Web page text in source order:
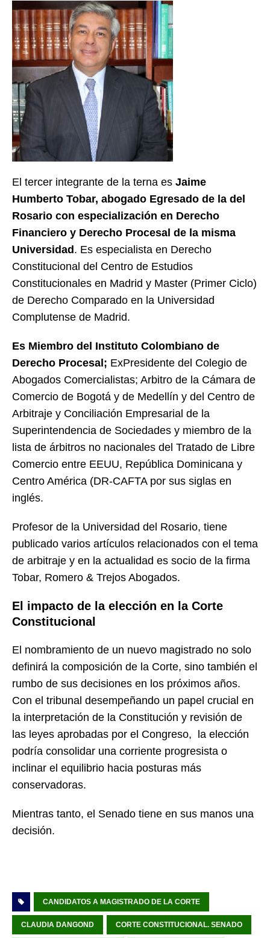
El tercer integrante de la terna es Jaime
Humberto Tobar, abogado Egresado de la del
Rosario con especialización en Derecho
Financiero y Derecho Procesal de la misma
Universidad . Es especialista en Derecho
Constitucional del Centro de Estudios
Constitucionales en Madrid y Master (Primer Ciclo)
de Derecho Comparado en la Universidad
Complutense de Madrid.
Es Miembro del Instituto Colombiano de
Derecho Procesal; ExPresidente del Colegio de
Abogados Comercialistas; Arbitro de la Cámara de
Comercio de Bogotá y de Medellín y del Centro de
Arbitraje y Conciliación Empresarial de la
Superintendencia de Sociedades y miembro de la
lista de árbitros no nacionales del Tratado de Libre
Comercio entre EEUU, República Dominicana y
Centro América (DR-CAFTA por sus siglas en
inglés.
Profesor de la Universidad del Rosario, tiene
publicado varios artículos relacionados con el tema
de arbitraje y en la actualidad es socio de la firma
Tobar, Romero & Trejos Abogados.
El impacto de la elección en la Corte
Constitucional
El nombramiento de un nuevo magistrado no solo
definirá la composición de la Corte, sino también el
rumbo de sus decisiones en los próximos años.
Con el tribunal desempeñando un papel crucial en
la interpretación de la Constitución y revisión de
las leyes aprobadas por el Congreso, la elección
podría consolidar una corriente progresista o
inclinar el equilibrio hacia posturas más
conservadoras.
Mientras tanto, el Senado tiene en sus manos una
decisión.
CANDIDATOS A MAGISTRADO DE LA CORTE
CLAUDIA DANGOND CORTE CONSTITUCIONAL. SENADO